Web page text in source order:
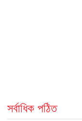
সর্বাধিক পঠিত